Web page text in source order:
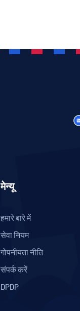
मेन्यू
हमारे बारे में
सेवा नियम
गोपनीयता नीति
संपर्क करें
DPDP